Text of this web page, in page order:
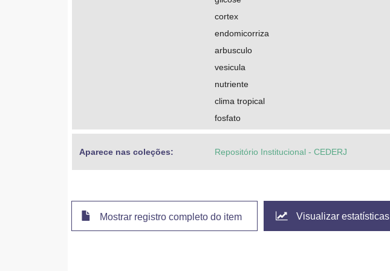
cortex
endomicorriza
arbusculo
vesicula
nutriente
clima tropical
fosfato
Aparece nas coleções: Repositório Institucional - CEDERJ
Mostrar registro completo do item Visualizar estatísticas